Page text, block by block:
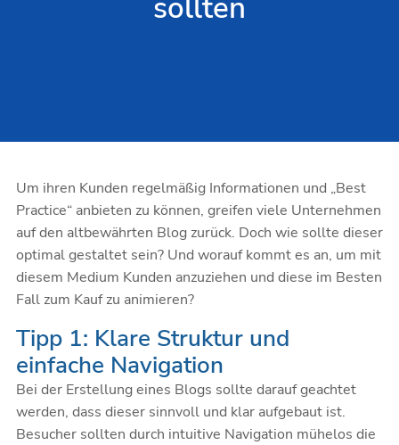
sollten
Um ihren Kunden regelmäßig Informationen und „Best
Practice“ anbieten zu können, greifen viele Unternehmen
auf den altbewährten Blog zurück. Doch wie sollte dieser
optimal gestaltet sein? Und worauf kommt es an, um mit
diesem Medium Kunden anzuziehen und diese im Besten
Fall zum Kauf zu animieren?
Tipp 1: Klare Struktur und
einfache Navigation
Bei der Erstellung eines Blogs sollte darauf geachtet
werden, dass dieser sinnvoll und klar aufgebaut ist.
Besucher sollten durch intuitive Navigation mühelos die